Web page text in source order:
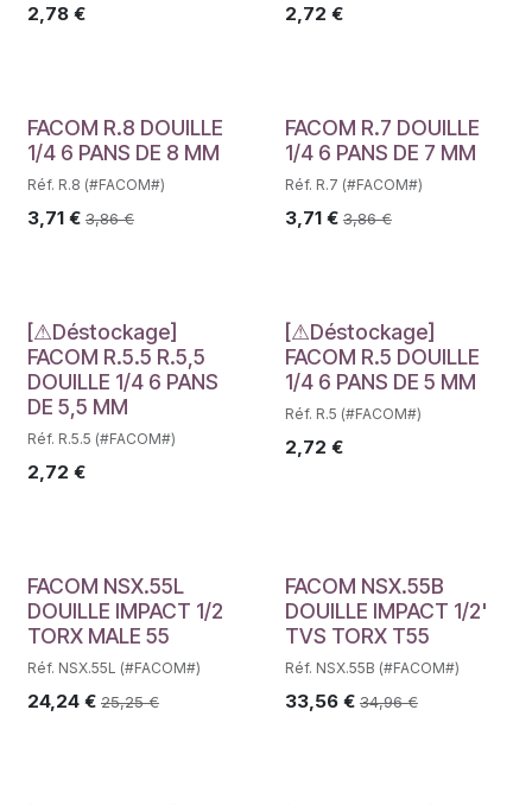
2,78 € 2,72 €
FACOM R.8 DOUILLE
1/4 6 PANS DE 8 MM
Réf. R.8 (#FACOM#)
3,71 € 3,86€
FACOM R.7 DOUILLE
1/4 6 PANS DE 7 MM
Réf. R.7 (#FACOM#)
3,71€ 3,86€
Déstockage
[⚠Déstockage]
FACOM R.5.5 R.5,5
DOUILLE 1/4 6 PANS
DE 5,5 MM
Réf. R.5.5 (#FACOM#)
2,72 €
Déstockage
[⚠Déstockage]
FACOM R.5 DOUILLE
1/4 6 PANS DE 5 MM
Réf. R.5 (#FACOM#)
2,72 €
FACOM NSX.55L
DOUILLE IMPACT 1/2
TORX MALE 55
Réf. NSX.55L (#FACOM#)
24,24 € 25,25€
FACOM NSX.55B
DOUILLE IMPACT 1/2'
TVS TORX T55
Réf. NSX.55B (#FACOM#)
33,56€ 34,96€